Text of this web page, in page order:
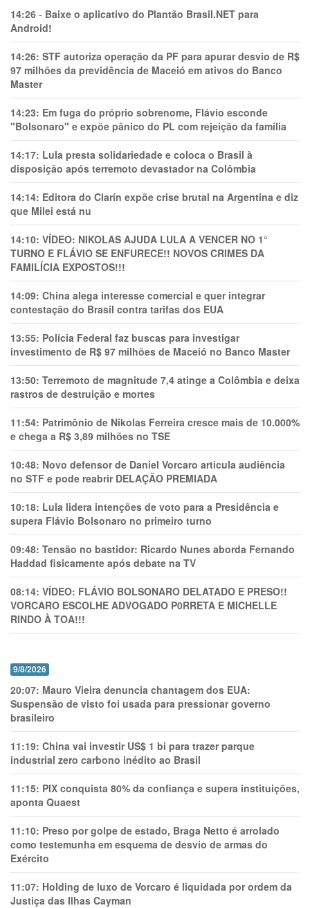
14:26 - Baixe o aplicativo do Plantão Brasil.NET para
Android!
14:26: STF autoriza operação da PF para apurar desvio de R$
97 milhões da previdência de Maceió em ativos do Banco
Master
14:23: Em fuga do próprio sobrenome, Flávio esconde
"Bolsonaro" e expõe pânico do PL com rejeição da família
14:17: Lula presta solidariedade e coloca o Brasil à
disposição após terremoto devastador na Colômbia
14:14: Editora do Clarín expõe crise brutal na Argentina e diz
que Milei está nu
14:10: VÍDEO: NIKOLAS AJUDA LULA A VENCER NO 1°
TURNO E FLÁVIO SE ENFURECE!! NOVOS CRIMES DA
FAMILÍCIA EXPOSTOS!!!
14:09: China alega interesse comercial e quer integrar
contestação do Brasil contra tarifas dos EUA
13:55: Polícia Federal faz buscas para investigar
investimento de R$ 97 milhões de Maceió no Banco Master
13:50: Terremoto de magnitude 7,4 atinge a Colômbia e deixa
rastros de destruição e mortes
11:54: Patrimônio de Nikolas Ferreira cresce mais de 10.000%
e chega a R$ 3,89 milhões no TSE
10:48: Novo defensor de Daniel Vorcaro articula audiência
no STF e pode reabrir DELAÇÃO PREMIADA
10:18: Lula lidera intenções de voto para a Presidência e
supera Flávio Bolsonaro no primeiro turno
09:48: Tensão no bastidor: Ricardo Nunes aborda Fernando
Haddad fisicamente após debate na TV
08:14: VÍDEO: FLÁVIO BOLSONARO DELATADO E PRESO!!
VORCARO ESCOLHE ADVOGADO P0RRETA E MICHELLE
RINDO À TOA!!!
9/8/2026
20:07: Mauro Vieira denuncia chantagem dos EUA:
Suspensão de visto foi usada para pressionar governo
brasileiro
11:19: China vai investir US$ 1 bi para trazer parque
industrial zero carbono inédito ao Brasil
11:15: PIX conquista 80% da confiança e supera instituições,
aponta Quaest
11:10: Preso por golpe de estado, Braga Netto é arrolado
como testemunha em esquema de desvio de armas do
Exército
11:07: Holding de luxo de Vorcaro é liquidada por ordem da
Justiça das Ilhas Cayman